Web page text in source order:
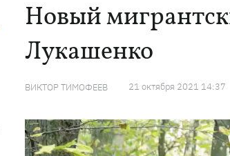
Новый
Лукашенко
ВИКТОР ТИМОФЕЕВ 21 октября 2021 14:37